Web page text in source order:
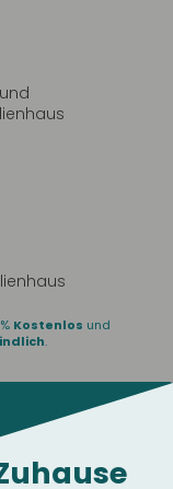
Kostenlos und
.